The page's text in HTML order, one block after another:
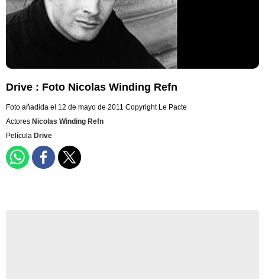
Drive : Foto Nicolas Winding Refn
Foto añadida el 12 de mayo de 2011 Copyright Le Pacte
Actores Nicolas Winding Refn
Película Drive